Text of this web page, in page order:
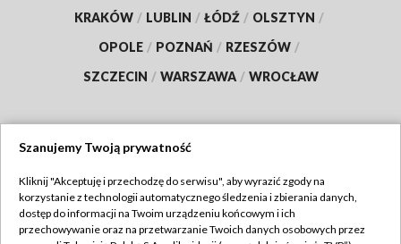
KRAKÓW / LUBLIN / ŁÓDŹ / OLSZTYN /
OPOLE / POZNAŃ / RZESZÓW /
SZCZECIN / WARSZAWA / WROCŁAW
TVP
Abonament TVP
Regulamin TVP
Szanujemy Twoją prywatność
Kliknij "Akceptuję i przechodzę do serwisu", aby wyrazić zgody na
korzystanie z technologii automatycznego śledzenia i zbierania danych,
dostęp do informacji na Twoim urządzeniu końcowym i ich
przechowywanie oraz na przetwarzanie Twoich danych osobowych przez